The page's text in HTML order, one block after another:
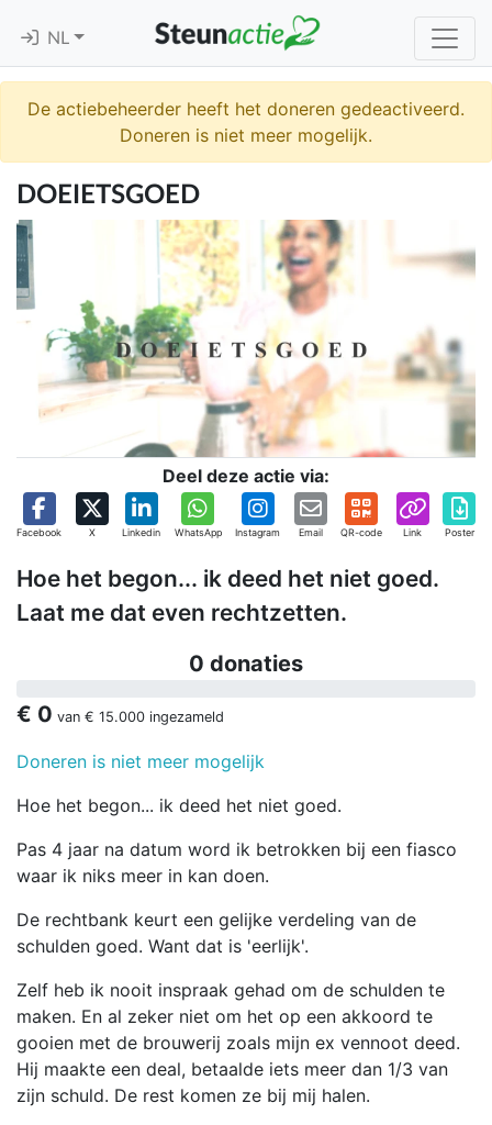
NL
De actiebeheerder heeft het doneren gedeactiveerd.
Doneren is niet meer mogelijk.
DOEIETSGOED
Deel deze actie via:
Facebook X Linkedin WhatsApp Instagram Email QR-code Link Poster
Hoe het begon... ik deed het niet goed.
Laat me dat even rechtzetten.
0 donaties
€ 0 van € 15.000 ingezameld
Doneren is niet meer mogelijk
Hoe het begon... ik deed het niet goed.
Pas 4 jaar na datum word ik betrokken bij een fiasco
waar ik niks meer in kan doen.
De rechtbank keurt een gelijke verdeling van de
schulden goed. Want dat is 'eerlijk'.
Zelf heb ik nooit inspraak gehad om de schulden te
maken. En al zeker niet om het op een akkoord te
gooien met de brouwerij zoals mijn ex vennoot deed.
Hij maakte een deal, betaalde iets meer dan 1/3 van
zijn schuld. De rest komen ze bij mij halen.